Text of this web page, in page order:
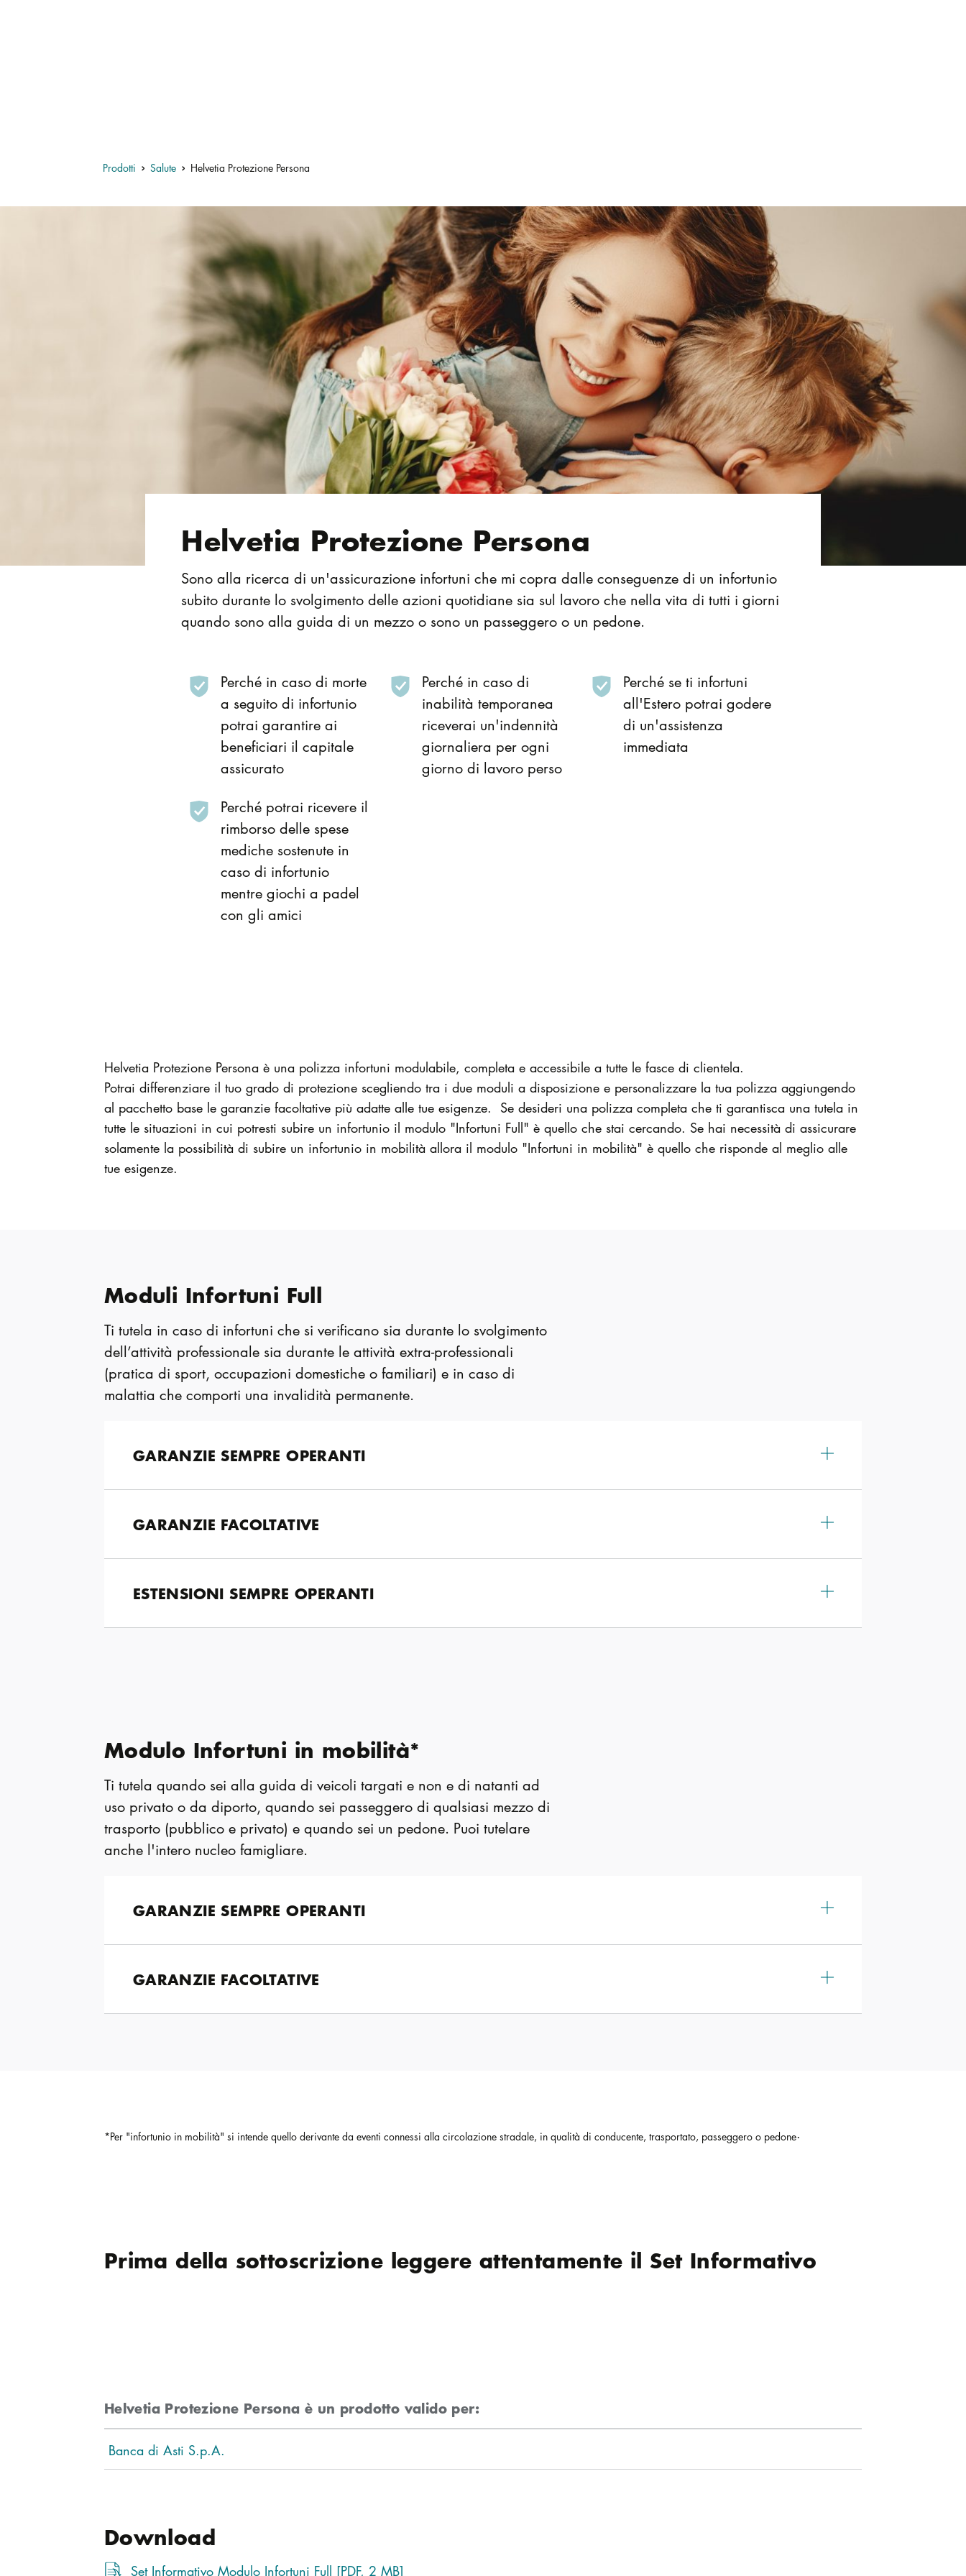
Prodotti Salute Helvetia Protezione Persona
Helvetia Protezione Persona
Sono alla ricerca di un'assicurazione infortuni che mi copra dalle conseguenze di un infortunio
subito durante lo svolgimento delle azioni quotidiane sia sul lavoro che nella vita di tutti i giorni
quando sono alla guida di un mezzo o sono un passeggero o un pedone.
Perché in caso di morte
a seguito di infortunio
potrai garantire ai
beneficiari il capitale
assicurato
Perché in caso di
inabilità temporanea
riceverai un'indennità
giornaliera per ogni
giorno di lavoro perso
Perché se ti infortuni
all'Estero potrai godere
di un'assistenza
immediata
Perché potrai ricevere il
rimborso delle spese
mediche sostenute in
caso di infortunio
mentre giochi a padel
con gli amici
Helvetia Protezione Persona è una polizza infortuni modulabile, completa e accessibile a tutte le fasce di clientela.
Potrai differenziare il tuo grado di protezione scegliendo tra i due moduli a disposizione e personalizzare la tua polizza aggiungendo
al pacchetto base le garanzie facoltative più adatte alle tue esigenze. Se desideri una polizza completa che ti garantisca una tutela in
tutte le situazioni in cui potresti subire un infortunio il modulo "Infortuni Full" è quello che stai cercando. Se hai necessità di assicurare
solamente la possibilità di subire un infortunio in mobilità allora il modulo "Infortuni in mobilità" è quello che risponde al meglio alle
tue esigenze.
Moduli Infortuni Full
Ti tutela in caso di infortuni che si verificano sia durante lo svolgimento
dell’attività professionale sia durante le attività extra-professionali
(pratica di sport, occupazioni domestiche o familiari) e in caso di
malattia che comporti una invalidità permanente.
GARANZIE SEMPRE OPERANTI
GARANZIE FACOLTATIVE
ESTENSIONI SEMPRE OPERANTI
Modulo Infortuni in mobilità*
Ti tutela quando sei alla guida di veicoli targati e non e di natanti ad
uso privato o da diporto, quando sei passeggero di qualsiasi mezzo di
trasporto (pubblico e privato) e quando sei un pedone. Puoi tutelare
anche l'intero nucleo famigliare.
GARANZIE SEMPRE OPERANTI
GARANZIE FACOLTATIVE
*Per "infortunio in mobilità" si intende quello derivante da eventi connessi alla circolazione stradale, in qualità di conducente, trasportato, passeggero o pedone.
Prima della sottoscrizione leggere attentamente il Set Informativo
Helvetia Protezione Persona è un prodotto valido per:
Banca di Asti S.p.A.
Download
Set Informativo Modulo Infortuni Full [PDF, 2 MB]